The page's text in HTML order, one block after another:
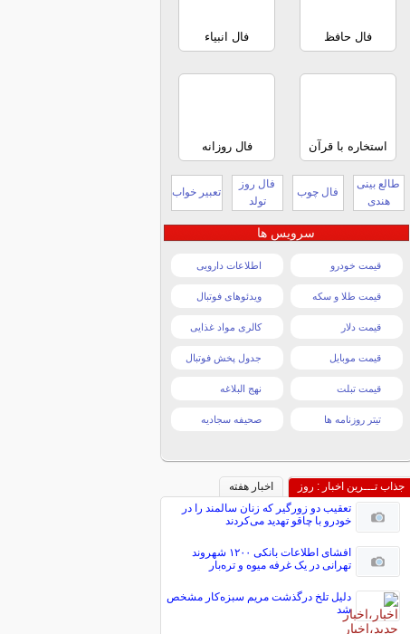
فال حافظ فال انبیاء
استخاره با قرآن فال روزانه
طالع بینی
هندی
فال چوب
فال روز
تولد
تعبیر خواب
سرویس ها
قیمت خودرو اطلاعات دارویی
قیمت طلا و سکه ویدئوهای فوتبال
قیمت دلار کالری مواد غذایی
قیمت موبایل جدول پخش فوتبال
قیمت تبلت نهج البلاغه
تیتر روزنامه ها صحیفه سجادیه
جذاب تـــرین اخبار : روز
اخبار هفته
تعقیب دو زورگیر که زنان سالمند را در
خودرو با چاقو تهدید می‌کردند
افشای اطلاعات بانکی ۱۲۰۰ شهروند
تهرانی در یک غرفه میوه و تره‌بار
دلیل تلخ درگذشت مریم سبزه‌کار مشخص
شد